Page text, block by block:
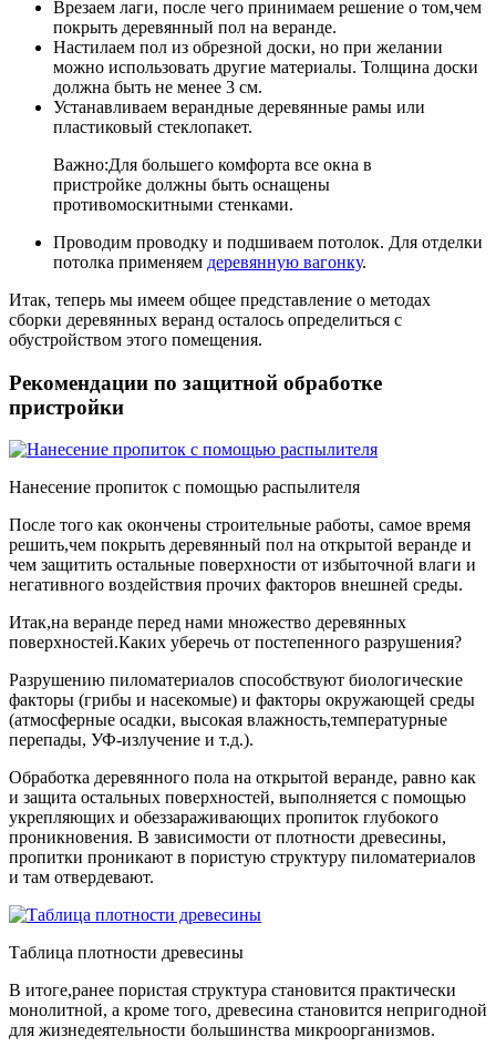
Врезаем лаги, после чего принимаем решение о том,чем
покрыть деревянный пол на веранде.
Настилаем пол из обрезной доски, но при желании
можно использовать другие материалы. Толщина доски
должна быть не менее 3 см.
Устанавливаем верандные деревянные рамы или
пластиковый стеклопакет.
Важно:Для большего комфорта все окна в
пристройке должны быть оснащены
противомоскитными стенками.
Проводим проводку и подшиваем потолок. Для отделки
потолка применяем деревянную вагонку.
Итак, теперь мы имеем общее представление о методах
сборки деревянных веранд осталось определиться с
обустройством этого помещения.
Рекомендации по защитной обработке
пристройки
Нанесение пропиток с помощью распылителя
После того как окончены строительные работы, самое время
решить,чем покрыть деревянный пол на открытой веранде и
чем защитить остальные поверхности от избыточной влаги и
негативного воздействия прочих факторов внешней среды.
Итак,на веранде перед нами множество деревянных
поверхностей.Каких уберечь от постепенного разрушения?
Разрушению пиломатериалов способствуют биологические
факторы (грибы и насекомые) и факторы окружающей среды
(атмосферные осадки, высокая влажность,температурные
перепады, УФ-излучение и т.д.).
Обработка деревянного пола на открытой веранде, равно как
и защита остальных поверхностей, выполняется с помощью
укрепляющих и обеззараживающих пропиток глубокого
проникновения. В зависимости от плотности древесины,
пропитки проникают в пористую структуру пиломатериалов
и там отвердевают.
Таблица плотности древесины
В итоге,ранее пористая структура становится практически
монолитной, а кроме того, древесина становится непригодной
для жизнедеятельности большинства микроорганизмов.